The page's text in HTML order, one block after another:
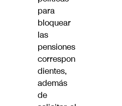
para
bloquear
las
pensiones
correspon
dientes,
además
de